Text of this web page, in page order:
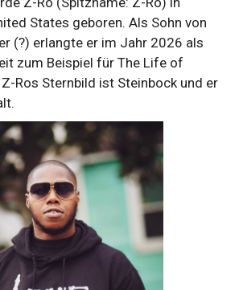
States geboren. Als Sohn von
(?) erlangte er im Jahr 2026 als
zum Beispiel für The Life of
Ros Sternbild ist Steinbock und er